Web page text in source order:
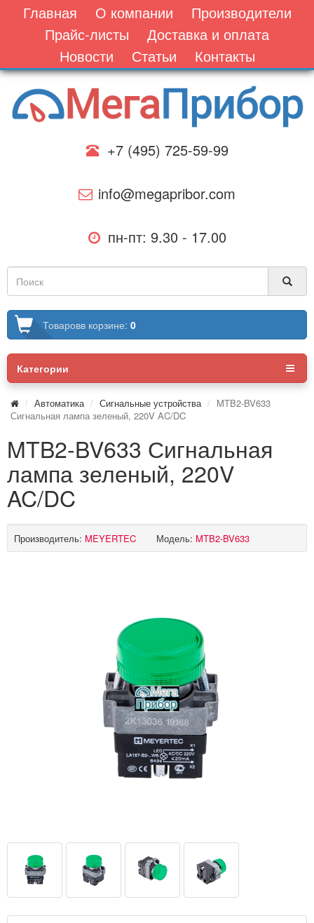
Главная О компании
Производители
Прайс-листы
Доставка и оплата
Новости
Статьи Контакты
+7 (495) 725-59-99
info@megapribor.com
пн-пт: 9.30 - 17.00
Товаровв корзине: 0
Категории
Автоматика Сигнальные устройства
MTB2-BV633
Сигнальная лампа зеленый, 220V AC/DC
MTB2-BV633 Сигнальная
лампа зеленый, 220V
AC/DC
Производитель: MEYERTEC Модель: MTB2-BV633